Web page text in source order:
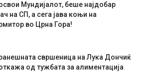
Мундијалот, беше најдобар
на СП, а сега јава коњи на
во Црна Гора!
свршеница на Лука Дончиќ
од тужбата за алиментација